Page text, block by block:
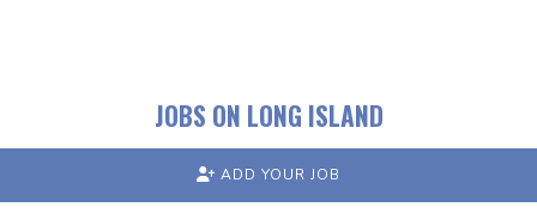
JOBS ON LONG ISLAND
ADD YOUR JOB